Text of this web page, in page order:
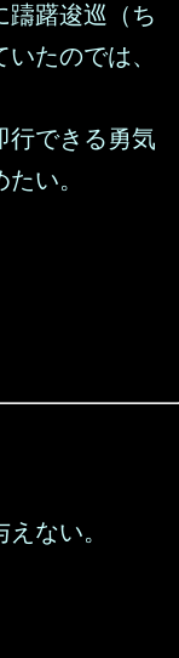
躊躇逡巡（ち
たのでは、
行できる勇気
い。
ない。